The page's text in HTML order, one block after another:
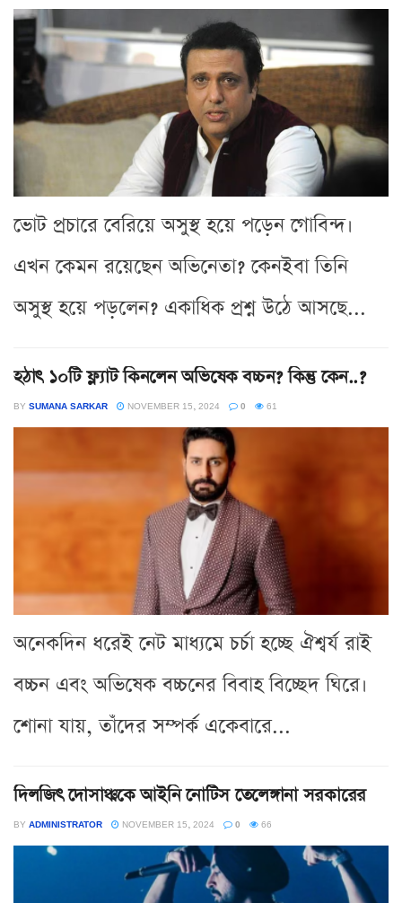
ভোট প্রচারে বেরিয়ে অসুস্থ হয়ে পড়েন গোবিন্দ।
এখন কেমন রয়েছেন অভিনেতা? কেনইবা তিনি
অসুস্থ হয়ে পড়লেন? একাধিক প্রশ্ন উঠে আসছে...
হঠাৎ ১০টি ফ্ল্যাট কিনলেন অভিষেক বচ্চন? কিন্তু কেন..?
BY SUMANA SARKAR NOVEMBER 15, 2024 0 61
অনেকদিন ধরেই নেট মাধ্যমে চর্চা হচ্ছে ঐশ্বর্য রাই
বচ্চন এবং অভিষেক বচ্চনের বিবাহ বিচ্ছেদ ঘিরে।
শোনা যায়, তাঁদের সম্পর্ক একেবারে...
দিলজিৎ দোসাঞ্ঝকে আইনি নোটিস তেলেঙ্গানা সরকারের
BY ADMINISTRATOR NOVEMBER 15, 2024 0 66